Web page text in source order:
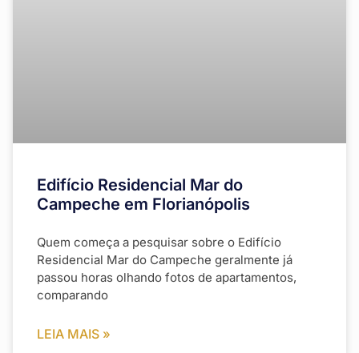
Edifício Residencial Mar do
Campeche em Florianópolis
Quem começa a pesquisar sobre o Edifício
Residencial Mar do Campeche geralmente já
passou horas olhando fotos de apartamentos,
comparando
LEIA MAIS »